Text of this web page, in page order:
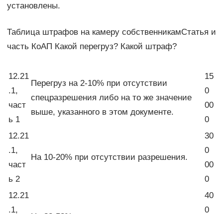
установлены.
Таблица штрафов на камеру собственникамСтатья и
часть КоАП Какой перегруз? Какой штраф?
12.21
.1,
част
ь 1
Перегруз на 2-10% при отсутствии
спецразрешения либо на то же значение
выше, указанного в этом документе.
15
0
00
0
12.21
.1,
част
ь 2
На 10-20% при отсутствии разрешения.
30
0
00
0
12.21
.1,
40
0